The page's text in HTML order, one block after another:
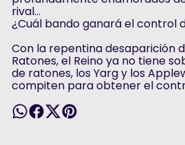
rival…
¿Cuál bando ganará el control
Con la repentina desaparición
Ratones, el Reino ya no tiene
de ratones, los Yarg y los
compiten para obtener el